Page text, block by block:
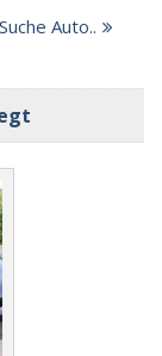
Suche Auto..